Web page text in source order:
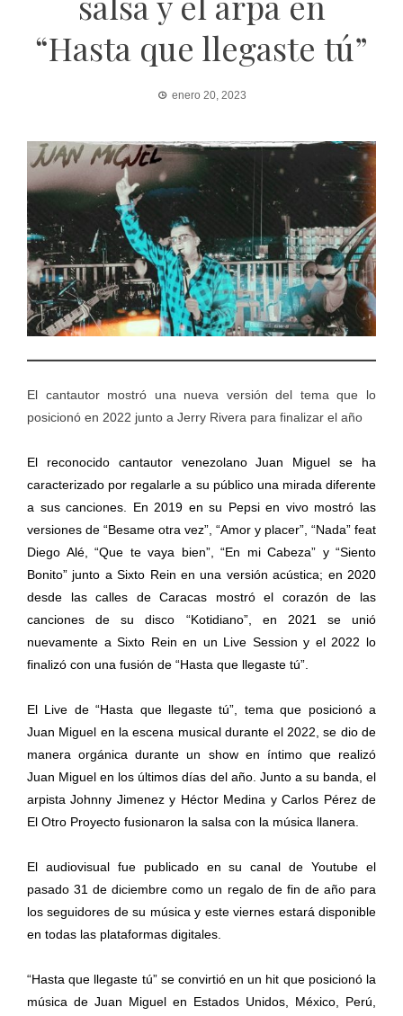
“Hasta que llegaste tú”
enero 20, 2023
El cantautor mostró una nueva versión del tema que lo
posicionó en 2022 junto a Jerry Rivera para finalizar el año
El reconocido cantautor venezolano Juan Miguel se ha
caracterizado por regalarle a su público una mirada diferente
a sus canciones. En 2019 en su Pepsi en vivo mostró las
versiones de “Besame otra vez”, “Amor y placer”, “Nada” feat
Diego Alé, “Que te vaya bien”, “En mi Cabeza” y “Siento
Bonito” junto a Sixto Rein en una versión acústica; en 2020
desde las calles de Caracas mostró el corazón de las
canciones de su disco “Kotidiano”, en 2021 se unió
nuevamente a Sixto Rein en un Live Session y el 2022 lo
finalizó con una fusión de “Hasta que llegaste tú”.
El Live de “Hasta que llegaste tú”, tema que posicionó a
Juan Miguel en la escena musical durante el 2022, se dio de
manera orgánica durante un show en íntimo que realizó
Juan Miguel en los últimos días del año. Junto a su banda, el
arpista Johnny Jimenez y Héctor Medina y Carlos Pérez de
El Otro Proyecto fusionaron la salsa con la música llanera.
El audiovisual fue publicado en su canal de Youtube el
pasado 31 de diciembre como un regalo de fin de año para
los seguidores de su música y este viernes estará disponible
en todas las plataformas digitales.
“Hasta que llegaste tú” se convirtió en un hit que posicionó la
música de Juan Miguel en Estados Unidos, México, Perú,